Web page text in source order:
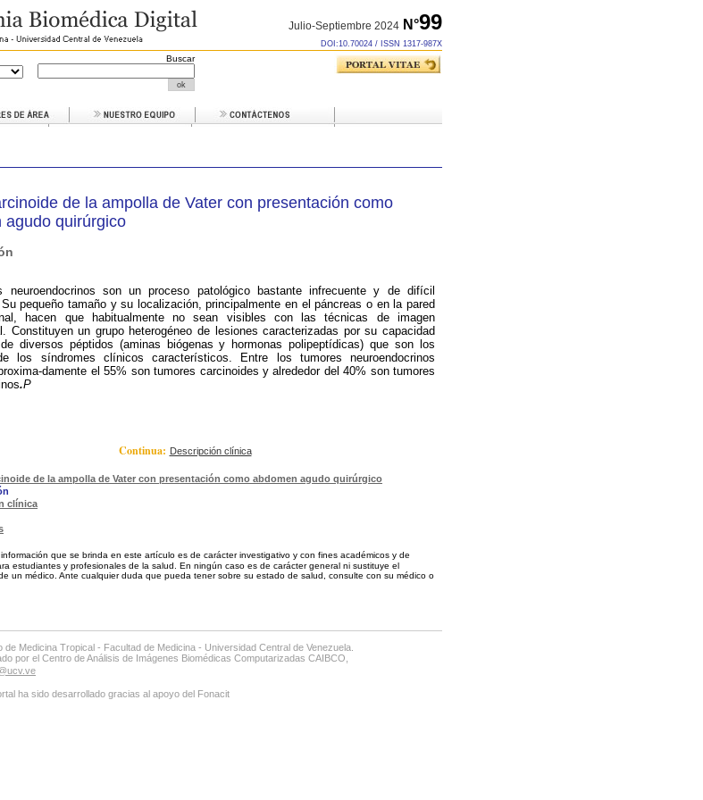
Julio-Septiembre 2024 N°99
DOI:10.70024 / ISSN 1317-987X
Buscar
de la ampolla de Vater con presentación como
agudo quirúrgico
neuroendocrinos son un proceso patológico bastante infrecuente y de difícil
pequeño tamaño y su localización, principalmente en el páncreas o en la pared
hacen que habitualmente no sean visibles con las técnicas de imagen
Constituyen un grupo heterogéneo de lesiones caracterizadas por su capacidad
diversos péptidos (aminas biógenas y hormonas polipeptídicas) que son los
los síndromes clínicos característicos. Entre los tumores
neuroendocrinos
damente el 55% son tumores carcinoides y alrededor del 40% son tumores
.P
Continua: Descripción clínica
de la ampolla de Vater con presentación como abdomen agudo quirúrgico
clínica
que se brinda en este artículo es de carácter investigativo y con fines académicos y de
estudiantes y profesionales de la salud. En ningún caso es de carácter general ni sustituye el
un médico. Ante cualquier duda que pueda tener sobre su estado de salud, consulte con su médico o
de Medicina Tropical - Facultad de Medicina - Universidad Central de Venezuela.
por el Centro de Análisis de Imágenes Biomédicas Computarizadas CAIBCO,
ha sido desarrollado gracias al apoyo del Fonacit